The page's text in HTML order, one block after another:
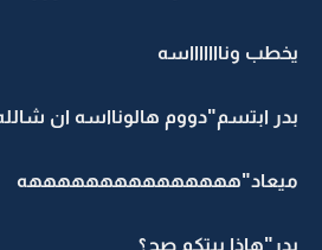
يخطب وناااااااسه
بدر ابتسم"دووم هالونااسه ان شالله
ميعاد"هههههههههههههههه
بدر"هاذا بيتكم صح؟